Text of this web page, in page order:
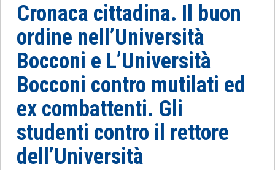
Cronaca cittadina. Il buon
ordine nell’Università
Bocconi e L’Università
Bocconi contro mutilati ed
ex combattenti. Gli
studenti contro il rettore
dell’Università